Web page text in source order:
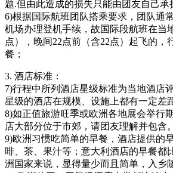
题.但由此造成的损失只能由团友自己承
6)根据国际航班团队搭乘要求，团队通
机场办理登机手续，故国际段航班在当
点），晚间22点前（含22点）起飞的，
餐；
3. 酒店标准：
7)行程中所列酒店星级标准为当地酒店
星级的酒店在规模、设施上都有一定差
8)如正值旅游旺季或欧洲各地展会举行
店大部分位于市郊，请团友理解并包含。
9)欧洲习惯吃简单的早餐，酒店提供的
啡、茶、果汁等；意大利酒店的早餐都
洲国家来说，显得量少而且简单，入乡